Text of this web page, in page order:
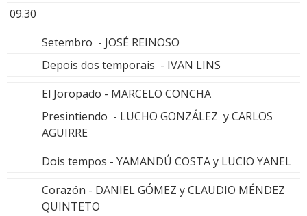
09.30
Setembro - JOSÉ REINOSO
Depois dos temporais - IVAN LINS
El Joropado - MARCELO CONCHA
Presintiendo - LUCHO GONZÁLEZ y CARLOS
AGUIRRE
Dois tempos - YAMANDÚ COSTA y LUCIO YANEL
Corazón - DANIEL GÓMEZ y CLAUDIO MÉNDEZ
QUINTETO